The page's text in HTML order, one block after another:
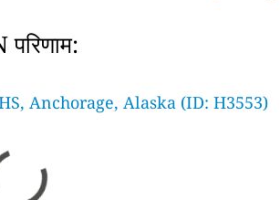
परिणाम:
Anchorage, Alaska (ID: H3553)